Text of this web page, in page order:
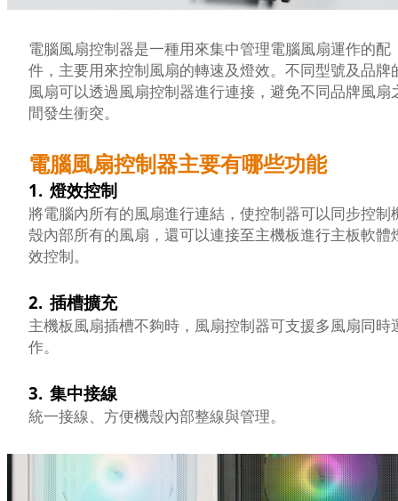
電腦風扇控制器是一種用來集中管理電腦風扇運作的配
件，主要用來控制風扇的轉速及燈效。不同型號及品牌
風扇可以透過風扇控制器進行連接，避免不同品牌風扇
間發生衝突。
電腦風扇控制器主要有哪些功能
1. 燈效控制
將電腦內所有的風扇進行連結，使控制器可以同步控制
殼內部所有的風扇，還可以連接至主機板進行主板軟體
效控制。
2. 插槽擴充
主機板風扇插槽不夠時，風扇控制器可支援多風扇同時
作。
3. 集中接線
統一接線、方便機殼內部整線與管理。